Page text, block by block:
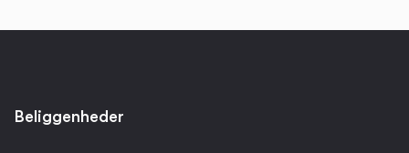
Beliggenheder